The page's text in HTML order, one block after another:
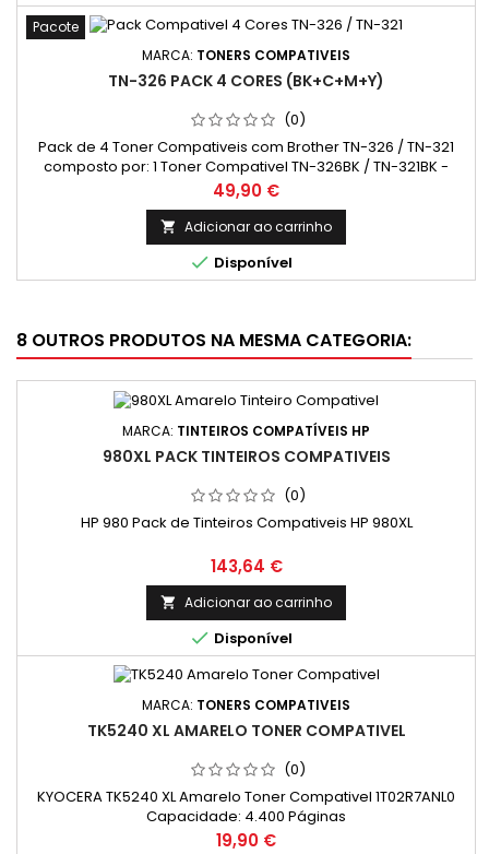
Pacote
MARCA: TONERS COMPATIVEIS
TN-326 PACK 4 CORES (BK+C+M+Y)
(0)
Pack de 4 Toner Compativeis com Brother TN-326 / TN-321
composto por: 1 Toner Compativel TN-326BK / TN-321BK -
PRETO - ALTA CAPACIDADE; 1 Toner Compativel TN-326C / TN-
321C - CIANO - ALTA CAPACIDADE;1 Toner Compativel TN-326M
/ TN-321M - MAGENTA - ALTA CAPACIDADE;1 Toner Compativel
TN-326Y / TN-321Y - AMARELO - ALTA CAPACIDADE
Preço
49,90 €
 Adicionar ao carrinho
 Disponível
8 OUTROS PRODUTOS NA MESMA CATEGORIA:
MARCA: TINTEIROS COMPATÍVEIS HP
980XL PACK TINTEIROS COMPATIVEIS
(0)
HP 980 Pack de Tinteiros Compativeis HP 980XL
Preço
143,64 €
 Adicionar ao carrinho
 Disponível
MARCA: TONERS COMPATIVEIS
TK5240 XL AMARELO TONER COMPATIVEL
(0)
KYOCERA TK5240 XL Amarelo Toner Compativel 1T02R7ANL0
Capacidade: 4.400 Páginas
Preço
19,90 €